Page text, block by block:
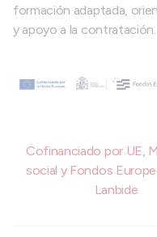
formación adaptada,
y apoyo a la contratación.
Cofinanciado por UE,
social y Fondos
Lanbide